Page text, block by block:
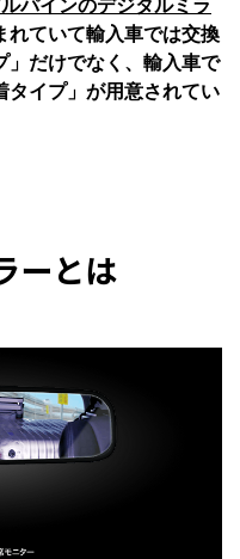
れていて輸入車では交換
」だけでなく、輸入車で
タイプ」が用意されてい
ーとは